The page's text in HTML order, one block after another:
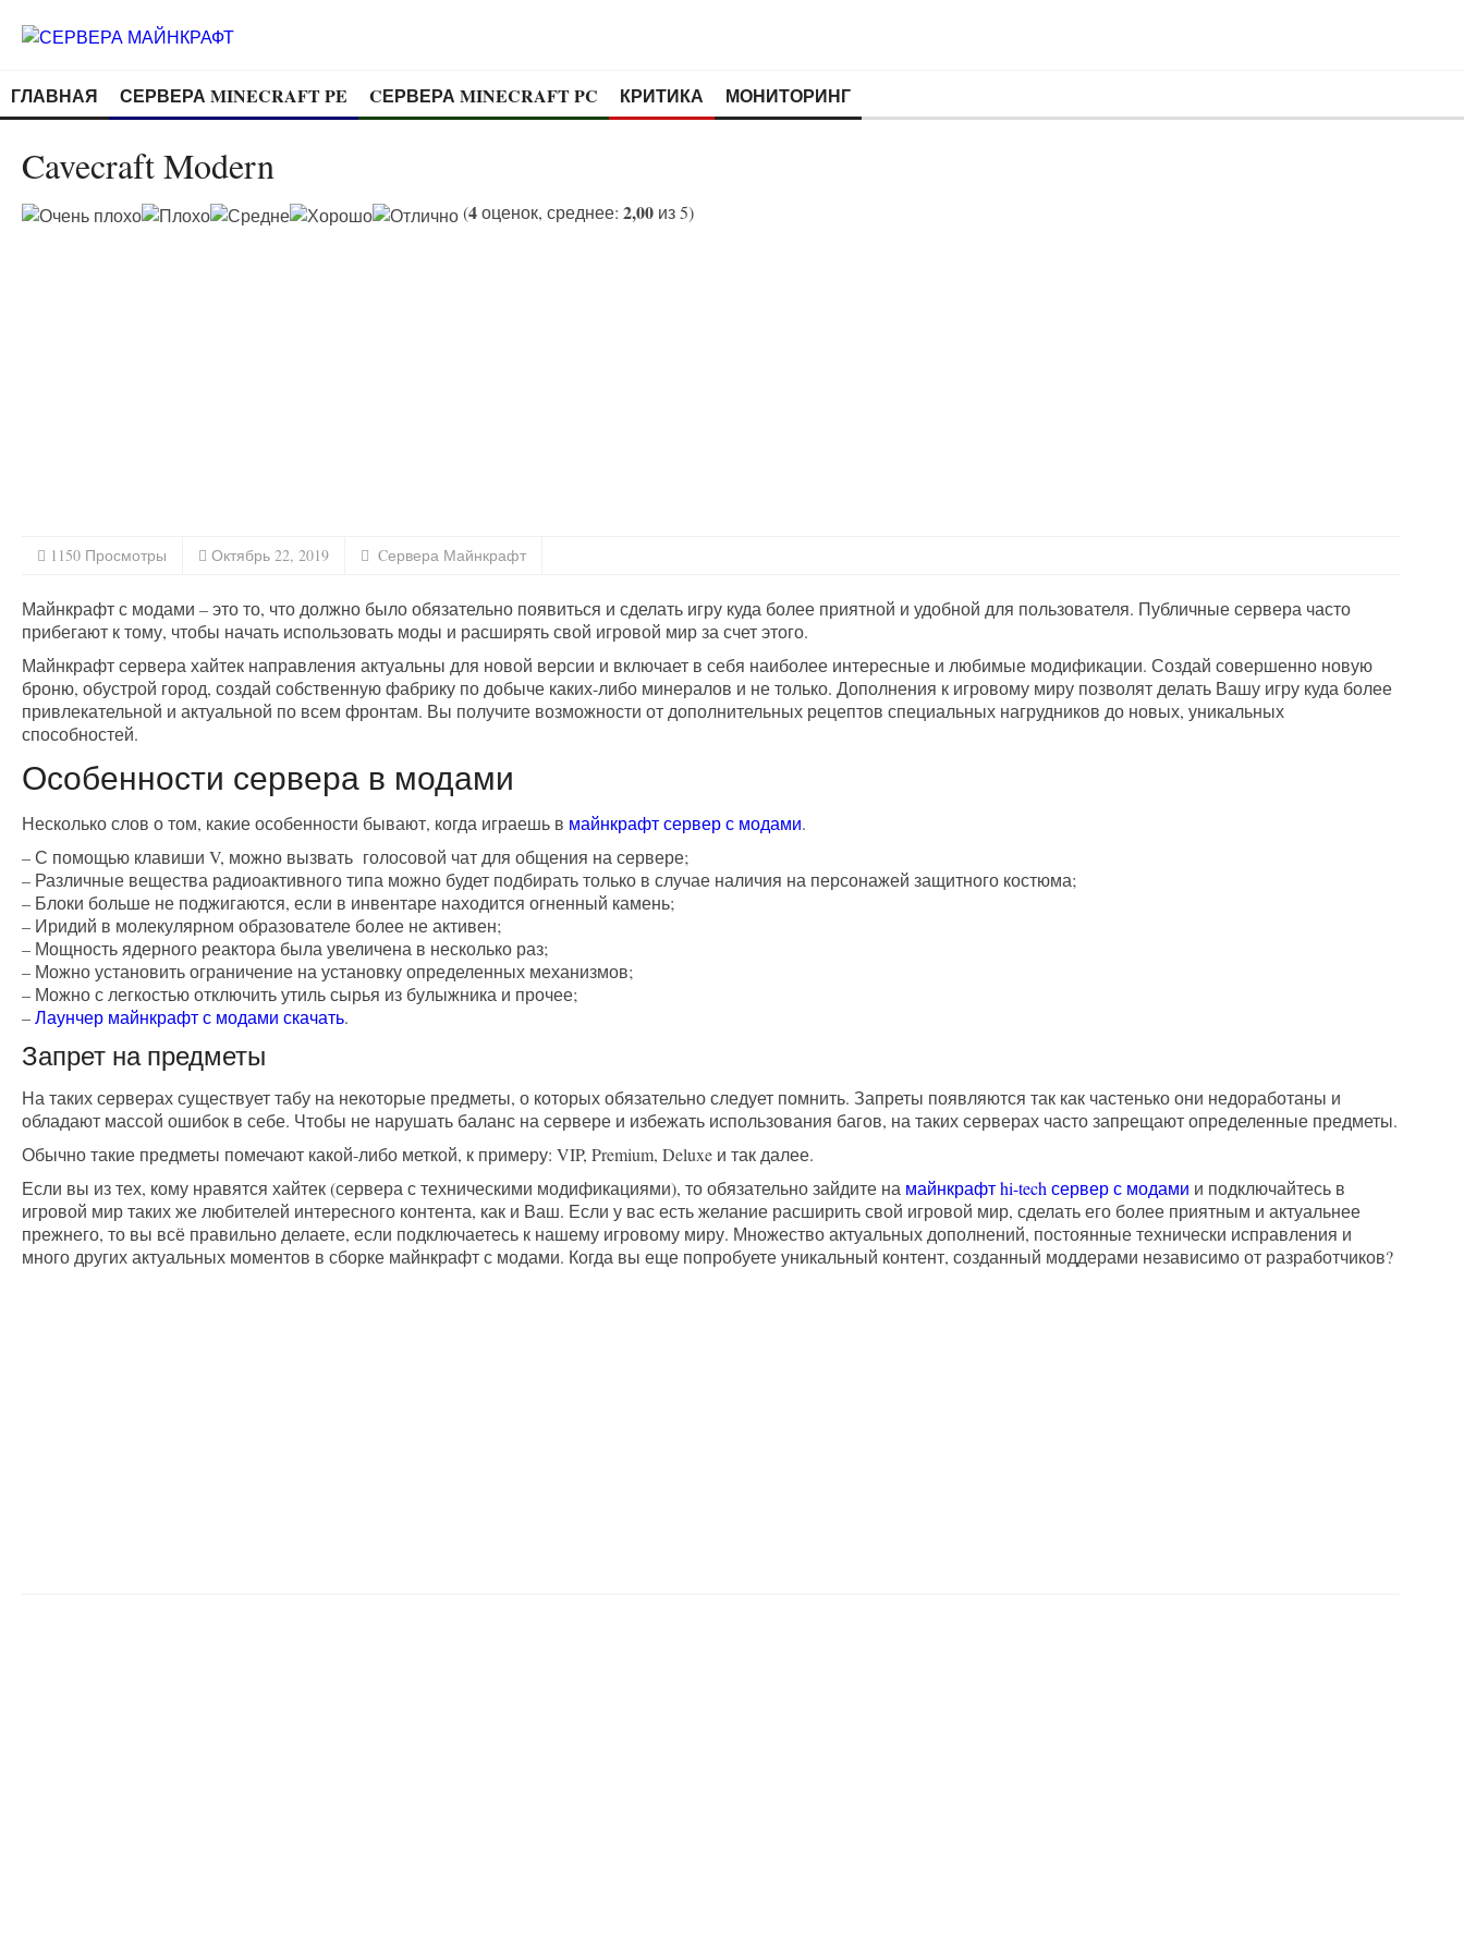
ГЛАВНАЯ СЕРВЕРА MINECRAFT PE CЕРВЕРА MINECRAFT PC КРИТИКА МОНИТОРИНГ
Cavecraft Modern
(4оценок, среднее: 2,00 из 5)
1150 Просмотры Октябрь 22, 2019 Cервера Майнкрафт
Майнкрафт с модами – это то, что должно было обязательно появиться и сделать игру куда более приятной и удобной для пользователя. Публичные сервера часто
прибегают к тому, чтобы начать использовать моды и расширять свой игровой мир за счет этого.
Майнкрафт сервера хайтек направления актуальны для новой версии и включает в себя наиболее интересные и любимые модификации. Создай совершенно новую
броню, обустрой город, создай собственную фабрику по добыче каких-либо минералов и не только. Дополнения к игровому миру позволят делать Вашу игру куда более
привлекательной и актуальной по всем фронтам. Вы получите возможности от дополнительных рецептов специальных нагрудников до новых, уникальных
способностей.
Особенности сервера в модами
Несколько слов о том, какие особенности бывают, когда играешь в майнкрафт сервер с модами.
– С помощью клавиши V, можно вызвать голосовой чат для общения на сервере;
– Различные вещества радиоактивного типа можно будет подбирать только в случае наличия на персонажей защитного костюма;
– Блоки больше не поджигаются, если в инвентаре находится огненный камень;
– Иридий в молекулярном образователе более не активен;
– Мощность ядерного реактора была увеличена в несколько раз;
– Можно установить ограничение на установку определенных механизмов;
– Можно с легкостью отключить утиль сырья из булыжника и прочее;
–Лаунчер майнкрафт с модами скачать.
Запрет на предметы
На таких серверах существует табу на некоторые предметы, о которых обязательно следует помнить. Запреты появляются так как частенько они недоработаны и
обладают массой ошибок в себе. Чтобы не нарушать баланс на сервере и избежать использования багов, на таких серверах часто запрещают определенные предметы.
Обычно такие предметы помечают какой-либо меткой, к примеру: VIP, Premium, Deluxe и так далее.
Если вы из тех, кому нравятся хайтек (сервера с техническими модификациями), то обязательно зайдите на майнкрафт hi-tech сервер с модами и подключайтесь в
игровой мир таких же любителей интересного контента, как и Ваш. Если у вас есть желание расширить свой игровой мир, сделать его более приятным и актуальнее
прежнего, то вы всё правильно делаете, если подключаетесь к нашему игровому миру. Множество актуальных дополнений, постоянные технически исправления и
много других актуальных моментов в сборке майнкрафт с модами. Когда вы еще попробуете уникальный контент, созданный моддерами независимо от разработчиков?